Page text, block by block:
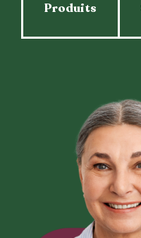
Produits